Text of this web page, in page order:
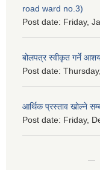
road ward no.3)
Post date: Friday,
बोलपत्र स्वीकृत गर्ने
Post date:
आर्थिक प्रस्ताव खोल्ने
Post date: Friday,